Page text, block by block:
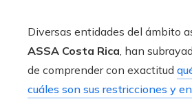
Diversas entidades del ámbito
ASSA Costa Rica, han
de comprender con exactitud
cuáles son sus restricciones y